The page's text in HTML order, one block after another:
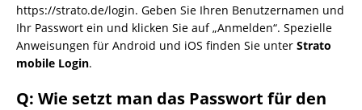
https://strato.de/login. Geben Sie Ihren Benutzernamen und
Ihr Passwort ein und klicken Sie auf „Anmelden“. Spezielle
Anweisungen für Android und iOS finden Sie unter Strato
mobile Login.
Q: Wie setzt man das Passwort für den